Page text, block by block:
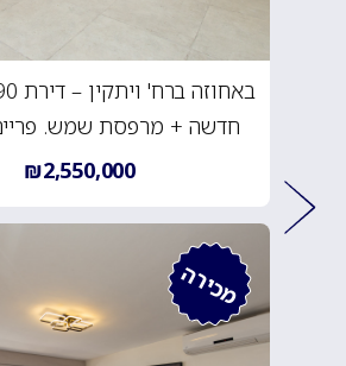
חדשה + מרפסת שמש.
₪2,550,000
מכירה